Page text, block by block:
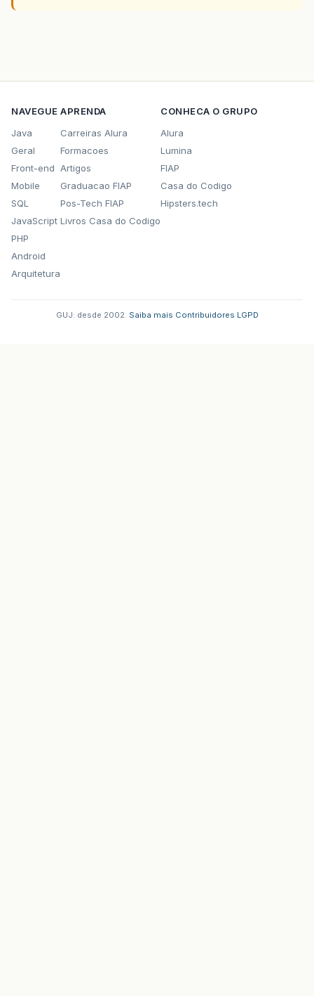
NAVEGUE
Java
Geral
Front-end
Mobile
SQL
JavaScript
PHP
Android
Arquitetura
APRENDA
Carreiras Alura
Formacoes
Artigos
Graduacao FIAP
Pos-Tech FIAP
Livros Casa do Codigo
CONHECA O GRUPO
Alura
Lumina
FIAP
Casa do Codigo
Hipsters.tech
GUJ: desde 2002. Saiba mais Contribuidores LGPD